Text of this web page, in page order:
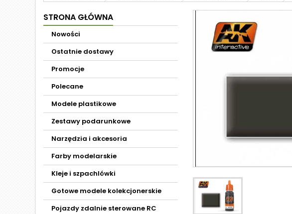
STRONA GŁÓWNA
Nowości
Ostatnie dostawy
Promocje
Polecane
Modele plastikowe
Zestawy podarunkowe
Narzędzia i akcesoria
Farby modelarskie
Kleje i szpachlówki
Gotowe modele kolekcjonerskie
Pojazdy zdalnie sterowane RC